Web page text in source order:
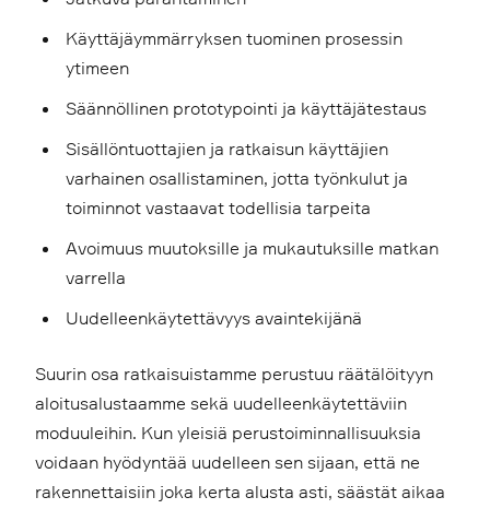
Käyttäjäymmärryksen tuominen prosessin
ytimeen
Säännöllinen prototypointi ja käyttäjätestaus
Sisällöntuottajien ja ratkaisun käyttäjien
varhainen osallistaminen, jotta työnkulut ja
toiminnot vastaavat todellisia tarpeita
Avoimuus muutoksille ja mukautuksille matkan
varrella
Uudelleenkäytettävyys avaintekijänä
Suurin osa ratkaisuistamme perustuu räätälöityyn
aloitusalustaamme sekä uudelleenkäytettäviin
moduuleihin. Kun yleisiä perustoiminnallisuuksia
voidaan hyödyntää uudelleen sen sijaan, että ne
rakennettaisiin joka kerta alusta asti, säästät aikaa